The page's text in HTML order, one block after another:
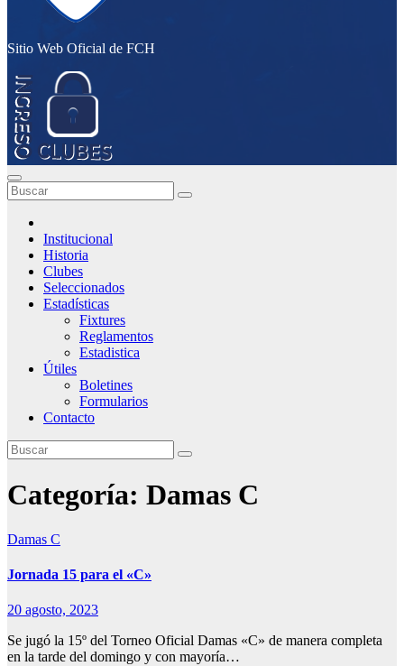
Sitio Web Oficial de FCH
Institucional
Historia
Clubes
Seleccionados
Estadísticas
Fixtures
Reglamentos
Estadistica
Útiles
Boletines
Formularios
Contacto
Categoría: Damas C
Damas C
Jornada 15 para el «C»
20 agosto, 2023
Se jugó la 15º del Torneo Oficial Damas «C» de manera completa
en la tarde del domingo y con mayoría…